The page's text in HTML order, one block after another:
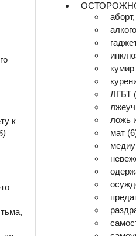
к
кумир
ЛГБТ
ложь
мат